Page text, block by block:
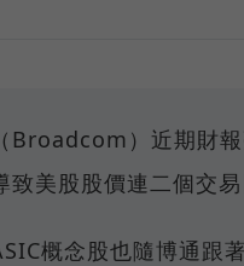
Broadcom）近期財
致美股股價連二個交易
概念股也隨博通跟